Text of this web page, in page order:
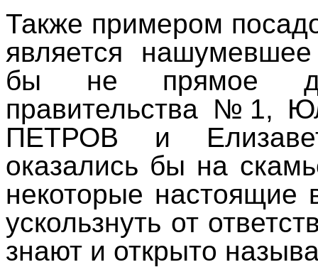
Также примером
является
бы не прямое
правительства №1,
ПЕТРОВ и
оказались бы на
некоторые настоящие
ускользнуть от
знают и открыто